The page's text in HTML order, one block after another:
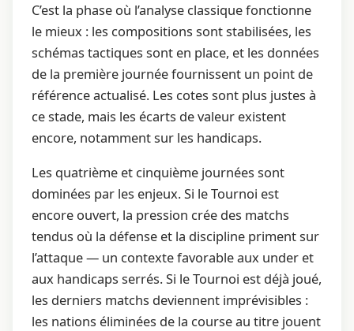
C’est la phase où l’analyse classique fonctionne
le mieux : les compositions sont stabilisées, les
schémas tactiques sont en place, et les données
de la première journée fournissent un point de
référence actualisé. Les cotes sont plus justes à
ce stade, mais les écarts de valeur existent
encore, notamment sur les handicaps.
Les quatrième et cinquième journées sont
dominées par les enjeux. Si le Tournoi est
encore ouvert, la pression crée des matchs
tendus où la défense et la discipline priment sur
l’attaque — un contexte favorable aux under et
aux handicaps serrés. Si le Tournoi est déjà joué,
les derniers matchs deviennent imprévisibles :
les nations éliminées de la course au titre jouent